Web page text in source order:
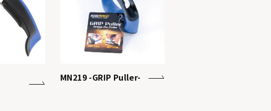
MN219 -GRIP Puller-